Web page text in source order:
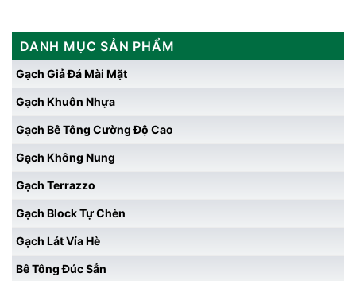
DANH MỤC SẢN PHẨM
Gạch Giả Đá Mài Mặt
Gạch Khuôn Nhựa
Gạch Bê Tông Cường Độ Cao
Gạch Không Nung
Gạch Terrazzo
Gạch Block Tự Chèn
Gạch Lát Vỉa Hè
Bê Tông Đúc Sẳn